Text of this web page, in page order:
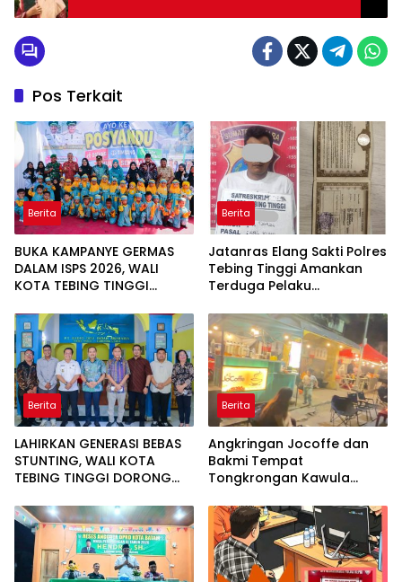
Pos Terkait
Berita
BUKA KAMPANYE GERMAS
DALAM ISPS 2026, WALI
KOTA TEBING TINGGI
STUNTING
Berita
Jatanras Elang Sakti Polres
Tebing Tinggi Amankan
Terduga Pelaku
Motor
Berita
LAHIRKAN GENERASI BEBAS
STUNTING, WALI KOTA
TEBING TINGGI DORONG
Berita
Angkringan Jocoffe dan
Bakmi Tempat
Tongkrongan Kawula
Pematangsiantar